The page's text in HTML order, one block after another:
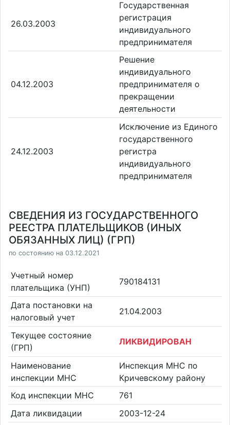
26.03.2003
Государственная
регистрация
индивидуального
предпринимателя
04.12.2003
Решение
индивидуального
предпринимателя о
прекращении
деятельности
24.12.2003
Исключение из Единого
государственного
регистра
индивидуального
предпринимателя
СВЕДЕНИЯ ИЗ ГОСУДАРСТВЕННОГО
РЕЕСТРА ПЛАТЕЛЬЩИКОВ (ИНЫХ
ОБЯЗАННЫХ ЛИЦ) (ГРП)
по состоянию на 03.12.2021
Учетный номер
плательщика (УНП)
790184131
Дата постановки на
налоговый учет
21.04.2003
Текущее состояние
(ГРП)
ЛИКВИДИРОВАН
Наименование
инспекции МНС
Инспекция МНС по
Кричевскому району
Код инспекции МНС
761
Дата ликвидации
2003-12-24